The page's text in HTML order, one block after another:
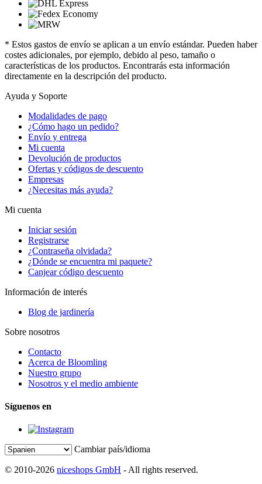
* Estos gastos de envío se aplican a un envío estándar. Pueden haber
costes adicionales, por ejemplo, debido al peso, tamaño o
características de los productos. Encontrarás esta información
directamente en la descripción del producto.
Ayuda y Soporte
Modalidades de pago
¿Cómo hago un pedido?
Envío y entrega
Mi cuenta
Devolución de productos
Ofertas y códigos de descuento
Empresas
¿Necesitas más ayuda?
Mi cuenta
Iniciar sesión
Registrarse
¿Contraseña olvidada?
¿Dónde se encuentra mi paquete?
Canjear código descuento
Información de interés
Blog de jardinería
Sobre nosotros
Contacto
Acerca de Bloomling
Nuestro grupo
Nosotros y el medio ambiente
Síguenos en
Cambiar país/idioma
© 2010-2026 niceshops GmbH - All rights reserved.